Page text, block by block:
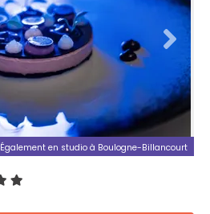
Également en studio à Boulogne-Billancourt